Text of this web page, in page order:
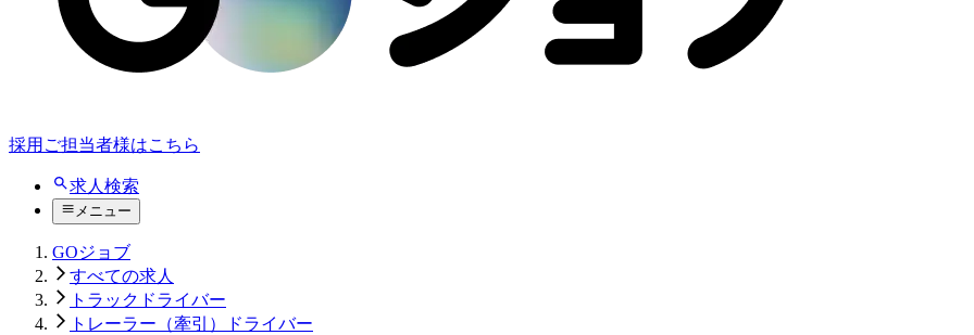
採用ご担当者様はこちら
求人検索
メニュー
GOジョブ
すべての求人
トラックドライバー
トレーラー（牽引）ドライバー